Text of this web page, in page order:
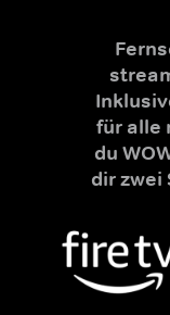
für alle
du
dir zwei